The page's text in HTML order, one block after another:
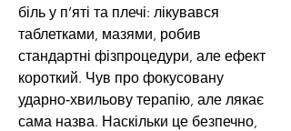
біль у п’яті та плечі: лікувався
таблетками, мазями, робив
стандартні фізпроцедури, але ефект
короткий. Чув про фокусовану
ударно‑хвильову терапію, але лякає
сама назва. Наскільки це безпечно,